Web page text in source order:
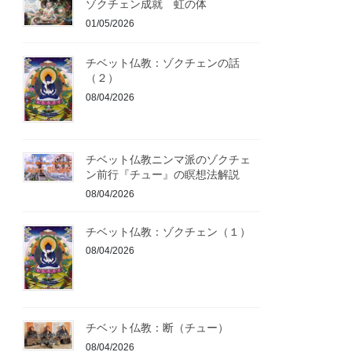
ゾクチェン成就 虹の体
01/05/2026
チベット仏教：ゾクチェンの話
（２）
08/04/2026
チベット仏教ニンマ派のゾクチェ
ン前行『チュー』の瞑想法解説
08/04/2026
チベット仏教：ゾクチェン（１）
08/04/2026
チベット仏教：断（チュー）
08/04/2026